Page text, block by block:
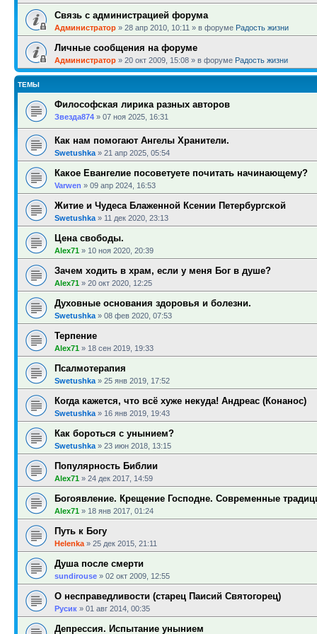
Связь с администрацией форума
Администратор » 28 апр 2010, 10:11 » в форуме Радость жизни
Личные сообщения на форуме
Администратор » 20 окт 2009, 15:08 » в форуме Радость жизни
ТЕМЫ
Философская лирика разных авторов
Звезда874 » 07 ноя 2025, 16:31
Как нам помогают Ангелы Хранители.
Swetushka » 21 апр 2025, 05:54
Какое Евангелие посоветуете почитать начинающему?
Varwen » 09 апр 2024, 16:53
Житие и Чудеса Блаженной Ксении Петербургской
Swetushka » 11 дек 2020, 23:13
Цена свободы.
Alex71 » 10 ноя 2020, 20:39
Зачем ходить в храм, если у меня Бог в душе?
Alex71 » 20 окт 2020, 12:25
Духовные основания здоровья и болезни.
Swetushka » 08 фев 2020, 07:53
Терпение
Alex71 » 18 сен 2019, 19:33
Псалмотерапия
Swetushka » 25 янв 2019, 17:52
Когда кажется, что всё хуже некуда! Андреас (Конанос)
Swetushka » 16 янв 2019, 19:43
Как бороться с унынием?
Swetushka » 23 июн 2018, 13:15
Популярность Библии
Alex71 » 24 дек 2017, 14:59
Богоявление. Крещение Господне. Современные
Alex71 » 18 янв 2017, 01:24
Путь к Богу
Helenka » 25 дек 2015, 21:11
Душа после смерти
sundirouse » 02 окт 2009, 12:55
О несправедливости (старец Паисий Святогорец)
Русик » 01 авг 2014, 00:35
Депрессия. Испытание унынием